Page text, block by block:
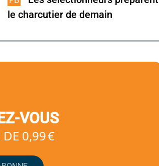
le charcutier de demain
VOUS
DE 0,99 €